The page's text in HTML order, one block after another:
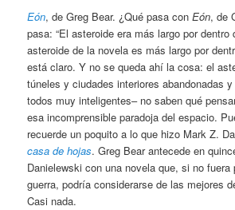
Eón, de Greg Bear. ¿Qué pasa conEón, de
pasa: “El asteroide era más largo por dentro
asteroide de la novela es más largo por
está claro. Y no se queda ahí la cosa: el
túneles y ciudades interiores abandonadas
todos muy inteligentes– no saben qué
esa incomprensible paradoja del espacio.
recuerde un poquito a lo que hizo Mark Z.
casa de hojas. Greg Bear antecede en
Danielewski con una novela que, si no fuera
guerra, podría considerarse de las mejores
Casi nada.